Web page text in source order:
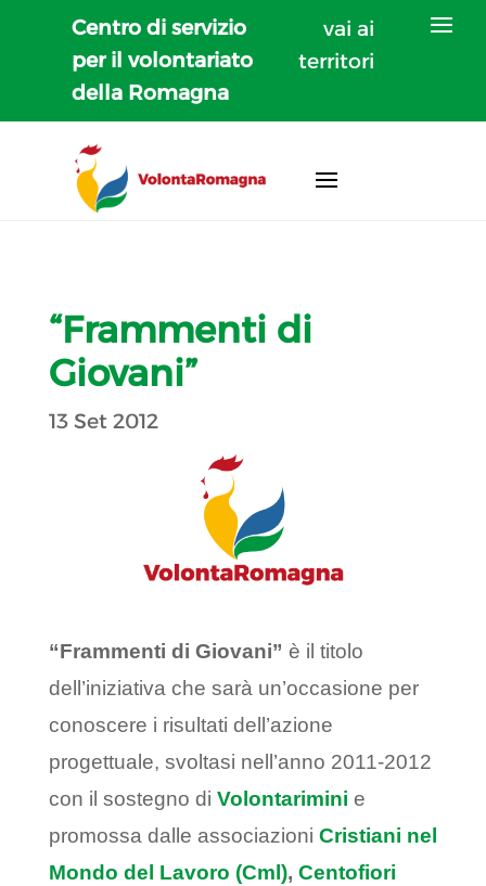
Centro di servizio
per il volontariato
della Romagna
vai ai
territori
“Frammenti di
Giovani”
13 Set 2012
“Frammenti di Giovani” è il titolo
dell’iniziativa che sarà un’occasione per
conoscere i risultati dell’azione
progettuale, svoltasi nell’anno 2011-2012
con il sostegno di Volontarimini e
promossa dalle associazioni Cristiani nel
Mondo del Lavoro (Cml), Centofiori